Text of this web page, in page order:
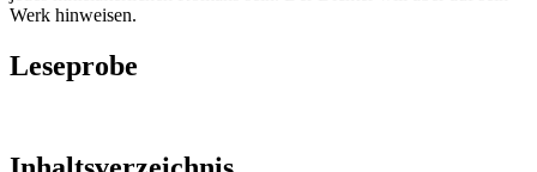
Werk hinweisen.
Leseprobe